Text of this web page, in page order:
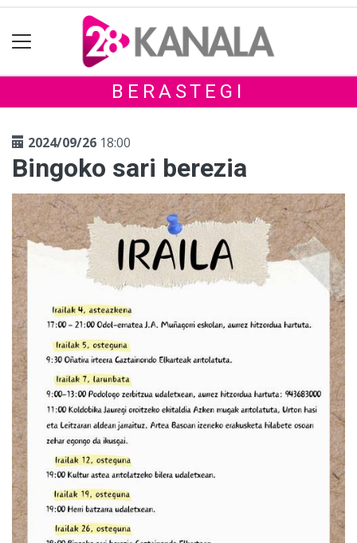
BERASTEGI
2024/09/26 18:00
Bingoko sari berezia